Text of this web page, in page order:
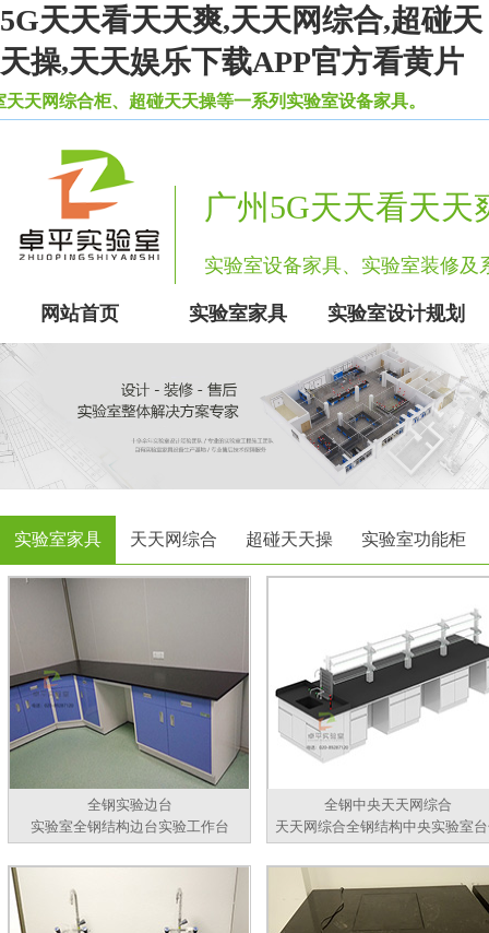
5G天天看天天爽,天天网综合,超碰天
天操,天天娱乐下载APP官方看黄片
柜、超碰天天操等一系列实验室设备家具。
广州5G天天看天
实验室设备家具、实验室装修
网站首页 实验室家具 实验室设计规划
实验室家具 天天网综合 超碰天天操 实验室功能柜
全钢实验边台
实验室全钢结构边台实验工作台
全钢中央天天网综合
天天网综合全钢结构中央实验室